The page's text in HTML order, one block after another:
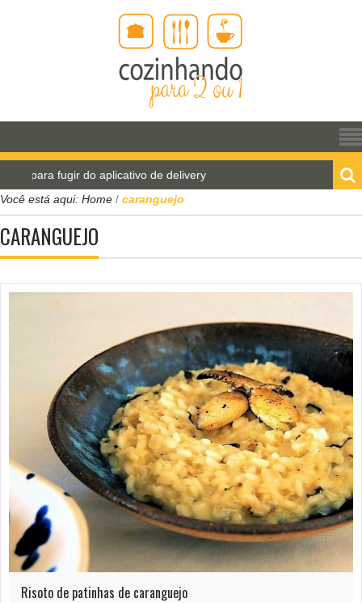
para fugir do aplicativo de delivery
Pão de água
Você está aqui: Home / caranguejo
CARANGUEJO
Risoto de patinhas de caranguejo